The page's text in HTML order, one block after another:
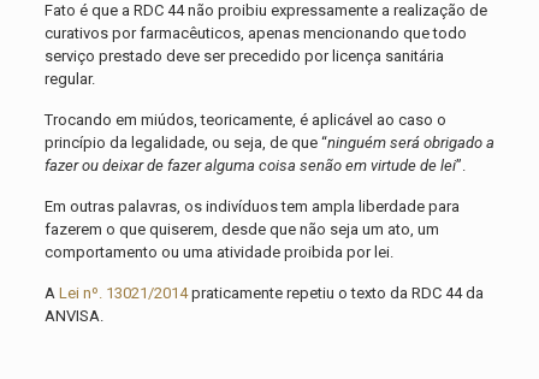
Fato é que a RDC 44 não proibiu expressamente a realização de
curativos por farmacêuticos, apenas mencionando que todo
serviço prestado deve ser precedido por licença sanitária
regular.
Trocando em miúdos, teoricamente, é aplicável ao caso o
princípio da legalidade, ou seja, de que “ninguém será obrigado a
fazer ou deixar de fazer alguma coisa senão em virtude de lei”.
Em outras palavras, os indivíduos tem ampla liberdade para
fazerem o que quiserem, desde que não seja um ato, um
comportamento ou uma atividade proibida por lei.
A Lei nº. 13021/2014praticamente repetiu o texto da RDC 44 da
ANVISA.